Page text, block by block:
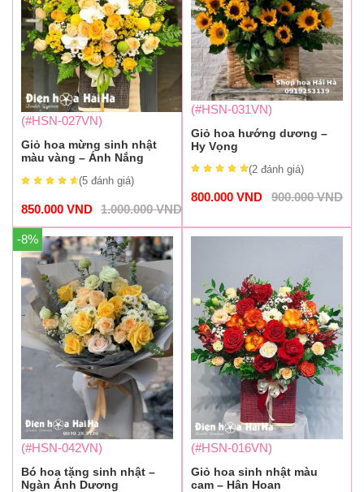
(#HSN-027VN)
Giỏ hoa mừng sinh nhật
màu vàng – Ánh Nắng
(5 đánh giá)
1.000.000VND
850.000 VND
(#HSN-031VN)
Giỏ hoa hướng dương –
Hy Vọng
(2 đánh giá)
900.000VND
800.000 VND
-8%
(#HSN-042VN)
Bó hoa tặng sinh nhật –
Ngàn Ánh Dương
(#HSN-016VN)
Giỏ hoa sinh nhật màu
cam – Hân Hoan